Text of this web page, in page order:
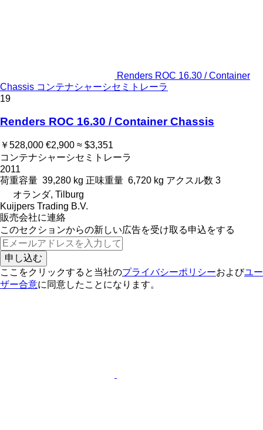
Renders ROC 16.30 / Container
Chassis コンテナシャーシセミトレーラ
19
Renders ROC 16.30 / Container Chassis
￥528,000 €2,900 ≈ $3,351
コンテナシャーシセミトレーラ
2011
荷重容量 39,280 kg 正味重量 6,720 kg アクスル数 3
オランダ, Tilburg
Kuijpers Trading B.V.
販売会社に連絡
このセクションからの新しい広告を受け取る申込をする
申し込む
ここをクリックすると当社のプライバシーポリシーおよびユー
ザー合意に同意したことになります。